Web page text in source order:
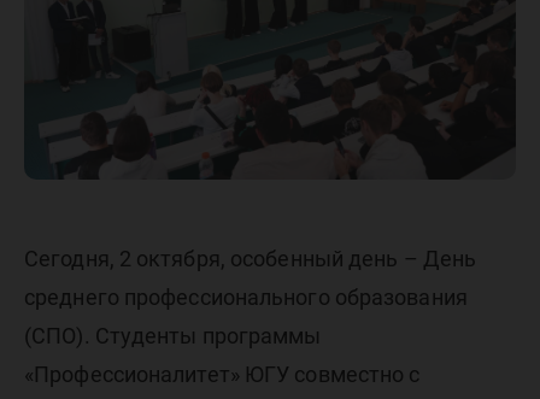
Сегодня, 2 октября, особенный день – День
среднего профессионального образования
(СПО). Студенты программы
«Профессионалитет» ЮГУ совместно с